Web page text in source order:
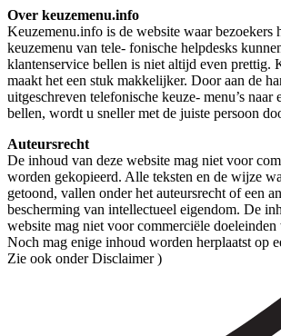
Over keuzemenu.info
Keuzemenu.info is de website waar bezoekers
keuzemenu van tele- fonische helpdesks
klantenservice bellen is niet altijd even prettig.
maakt het een stuk makkelijker. Door aan de
uitgeschreven telefonische keuze- menu’s naar
bellen, wordt u sneller met de juiste persoon
Auteursrecht
De inhoud van deze website mag niet voor
worden gekopieerd. Alle teksten en de wijze
getoond, vallen onder het auteursrecht of een
bescherming van intellectueel eigendom. De
website mag niet voor commerciële
Noch mag enige inhoud worden herplaatst op
Zie ook onder Disclaimer )